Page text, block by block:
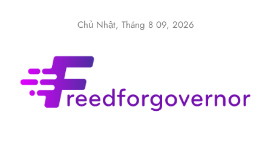
Chủ Nhật, Tháng 8 09, 2026